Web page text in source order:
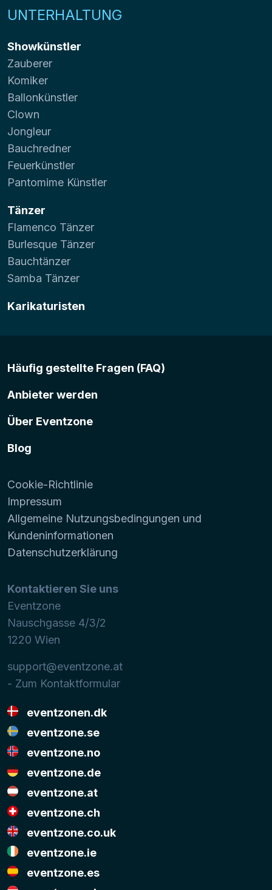
UNTERHALTUNG
Showkünstler
Zauberer
Komiker
Ballonkünstler
Clown
Jongleur
Bauchredner
Feuerkünstler
Pantomime Künstler
Tänzer
Flamenco Tänzer
Burlesque Tänzer
Bauchtänzer
Samba Tänzer
Karikaturisten
Häufig gestellte Fragen (FAQ)
Anbieter werden
Über Eventzone
Blog
Cookie-Richtlinie
Impressum
Allgemeine Nutzungsbedingungen und
Kundeninformationen
Datenschutzerklärung
Kontaktieren Sie uns
Eventzone
Nauschgasse 4/3/2
1220 Wien
support@eventzone.at
- Zum Kontaktformular
eventzonen.dk
eventzone.se
eventzone.no
eventzone.de
eventzone.at
eventzone.ch
eventzone.co.uk
eventzone.ie
eventzone.es